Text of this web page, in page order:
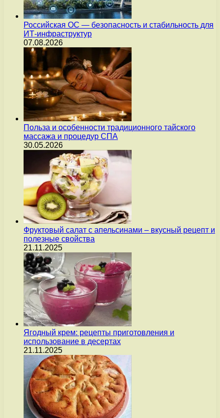
Российская ОС — безопасность и стабильность для
ИТ-инфраструктур
07.08.2026
Польза и особенности традиционного тайского
массажа и процедур СПА
30.05.2026
Фруктовый салат с апельсинами – вкусный рецепт и
полезные свойства
21.11.2025
Ягодный крем: рецепты приготовления и
использование в десертах
21.11.2025